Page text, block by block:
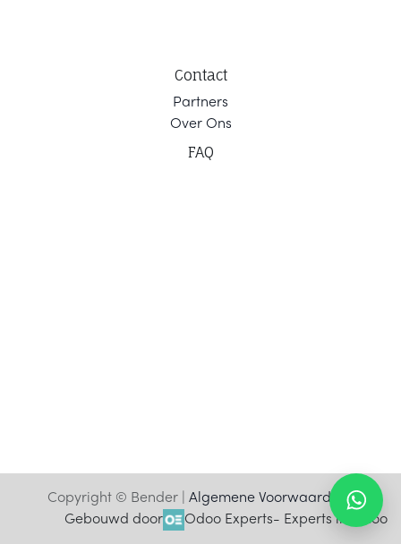
Contact
Partners
Over Ons
FAQ
Copyright © Bender | Algemene Voorwaarden
Gebouwd door
Odoo Experts- Experts in Odoo